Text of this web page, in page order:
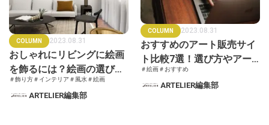
COLUMN 2023.08.31
おしゃれにリビングに絵画
を飾るには？絵画の選び方
や風水もあわせて解説
＃飾り方＃インテリア ＃風水 ＃絵画
ARTELIER編集部
COLUMN 2023.08.31
おすすめのアート販売サイ
ト比較7選！選び方やアー
トを選ぶ際の注意点を解説
＃絵画＃おすすめ
ARTELIER編集部